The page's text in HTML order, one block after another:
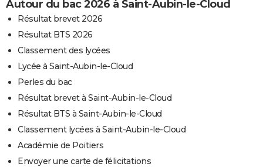
Autour du bac 2026 à Saint-Aubin-le-Cloud
Résultat brevet 2026
Résultat BTS 2026
Classement des lycées
Lycée à Saint-Aubin-le-Cloud
Perles du bac
Résultat brevet à Saint-Aubin-le-Cloud
Résultat BTS à Saint-Aubin-le-Cloud
Classement lycées à Saint-Aubin-le-Cloud
Académie de Poitiers
Envoyer une carte de félicitations